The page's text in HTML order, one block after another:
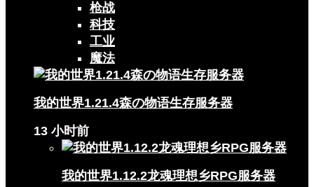
枪战
科技
工业
魔法
我的世界1.21.4森の物语生存服务器
13 小时前
我的世界1.12.2龙魂理想乡RPG服务器